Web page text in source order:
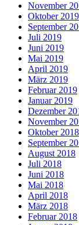
November
Oktober 2019
September
Juli 2019
Juni 2019
Mai 2019
April 2019
März 2019
Februar 2019
Januar 2019
Dezember
November
Oktober 2018
September
August 2018
Juli 2018
Juni 2018
Mai 2018
April 2018
März 2018
Februar 2018